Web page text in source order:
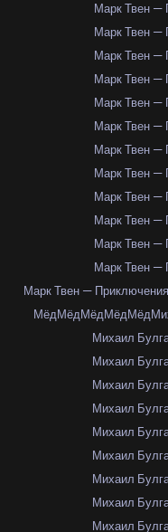
Марк Твен —
Марк Твен —
Марк Твен —
Марк Твен —
Марк Твен —
Марк Твен —
Марк Твен —
Марк Твен —
Марк Твен —
Марк Твен —
Марк Твен —
Марк Твен —
Марк Твен —
МёдМёдМёдМёдМёд
Михаил
Михаил
Михаил
Михаил
Михаил
Михаил
Михаил
Михаил
Михаил